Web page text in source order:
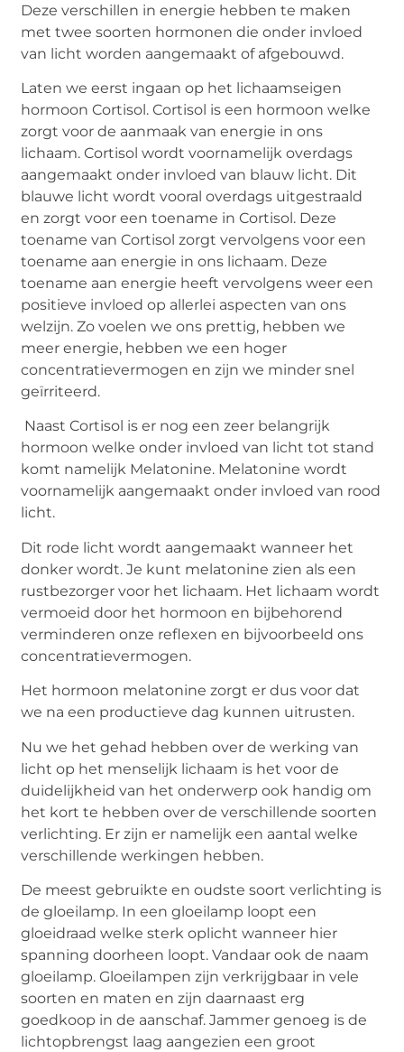
Deze verschillen in energie hebben te maken
met twee soorten hormonen die onder invloed
van licht worden aangemaakt of afgebouwd.
Laten we eerst ingaan op het lichaamseigen
hormoon Cortisol. Cortisol is een hormoon welke
zorgt voor de aanmaak van energie in ons
lichaam. Cortisol wordt voornamelijk overdags
aangemaakt onder invloed van blauw licht. Dit
blauwe licht wordt vooral overdags uitgestraald
en zorgt voor een toename in Cortisol. Deze
toename van Cortisol zorgt vervolgens voor een
toename aan energie in ons lichaam. Deze
toename aan energie heeft vervolgens weer een
positieve invloed op allerlei aspecten van ons
welzijn. Zo voelen we ons prettig, hebben we
meer energie, hebben we een hoger
concentratievermogen en zijn we minder snel
geïrriteerd.
Naast Cortisol is er nog een zeer belangrijk
hormoon welke onder invloed van licht tot stand
komt namelijk Melatonine. Melatonine wordt
voornamelijk aangemaakt onder invloed van rood
licht.
Dit rode licht wordt aangemaakt wanneer het
donker wordt. Je kunt melatonine zien als een
rustbezorger voor het lichaam. Het lichaam wordt
vermoeid door het hormoon en bijbehorend
verminderen onze reflexen en bijvoorbeeld ons
concentratievermogen.
Het hormoon melatonine zorgt er dus voor dat
we na een productieve dag kunnen uitrusten.
Nu we het gehad hebben over de werking van
licht op het menselijk lichaam is het voor de
duidelijkheid van het onderwerp ook handig om
het kort te hebben over de verschillende soorten
verlichting. Er zijn er namelijk een aantal welke
verschillende werkingen hebben.
De meest gebruikte en oudste soort verlichting is
de gloeilamp. In een gloeilamp loopt een
gloeidraad welke sterk oplicht wanneer hier
spanning doorheen loopt. Vandaar ook de naam
gloeilamp. Gloeilampen zijn verkrijgbaar in vele
soorten en maten en zijn daarnaast erg
goedkoop in de aanschaf. Jammer genoeg is de
lichtopbrengst laag aangezien een groot